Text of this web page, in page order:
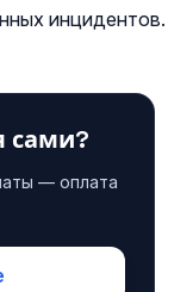
инцидентов.
сами?
— оплата